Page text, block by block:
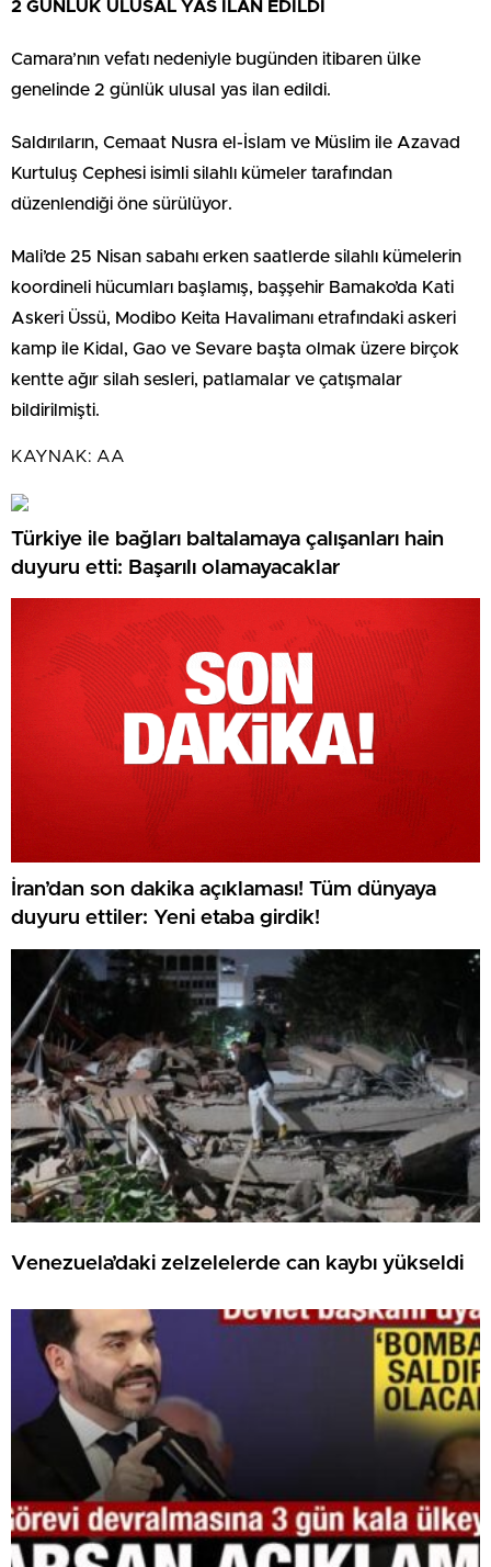
2 GÜNLÜK ULUSAL YAS İLAN EDİLDİ
Camara’nın vefatı nedeniyle bugünden itibaren ülke
genelinde 2 günlük ulusal yas ilan edildi.
Saldırıların, Cemaat Nusra el-İslam ve Müslim ile Azavad
Kurtuluş Cephesi isimli silahlı kümeler tarafından
düzenlendiği öne sürülüyor.
Mali’de 25 Nisan sabahı erken saatlerde silahlı kümelerin
koordineli hücumları başlamış, başşehir Bamako’da Kati
Askeri Üssü, Modibo Keita Havalimanı etrafındaki askeri
kamp ile Kidal, Gao ve Sevare başta olmak üzere birçok
kentte ağır silah sesleri, patlamalar ve çatışmalar
bildirilmişti.
KAYNAK: AA
Türkiye ile bağları baltalamaya çalışanları hain
duyuru etti: Başarılı olamayacaklar
İran’dan son dakika açıklaması! Tüm dünyaya
duyuru ettiler: Yeni etaba girdik!
Venezuela’daki zelzelelerde can kaybı yükseldi